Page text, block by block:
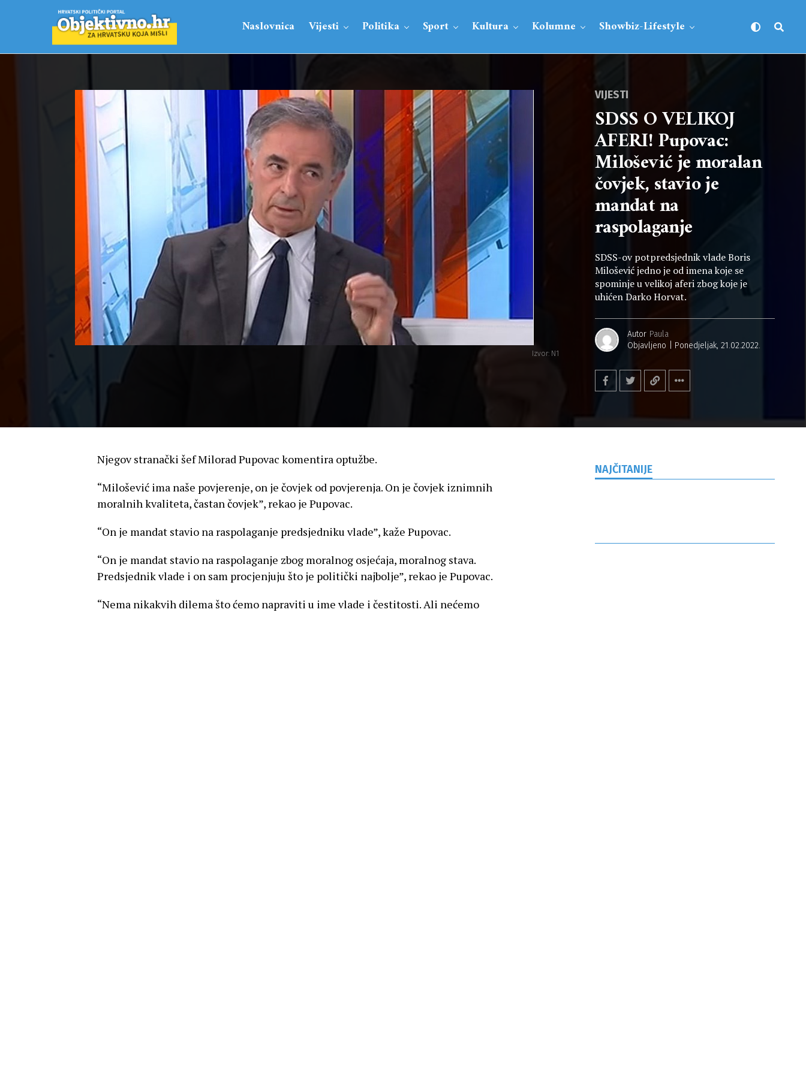
Naslovnica Vijesti Politika Sport Kultura Kolumne Showbiz-Lifestyle
Izvor: N1
VIJESTI
SDSS O VELIKOJ
AFERI! Pupovac:
Milošević je moralan
čovjek, stavio je
mandat na
raspolaganje
SDSS-ov potpredsjednik vlade Boris
Milošević jedno je od imena koje se
spominje u velikoj aferi zbog koje je
uhićen Darko Horvat.
Autor Paula
Objavljeno
Ponedjeljak, 21.02.2022.
Njegov stranački šef Milorad Pupovac komentira optužbe.
“Milošević ima naše povjerenje, on je čovjek od povjerenja. On je čovjek iznimnih
moralnih kvaliteta, častan čovjek”, rekao je Pupovac.
“On je mandat stavio na raspolaganje predsjedniku vlade”, kaže Pupovac.
“On je mandat stavio na raspolaganje zbog moralnog osjećaja, moralnog stava.
Predsjednik vlade i on sam procjenjuju što je politički najbolje”, rekao je Pupovac.
“Nema nikakvih dilema što ćemo napraviti u ime vlade i čestitosti. Ali nećemo
NAJČITANIJE